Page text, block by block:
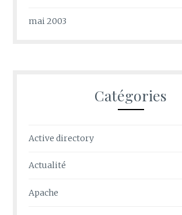
mai 2003
Catégories
Active directory
Actualité
Apache